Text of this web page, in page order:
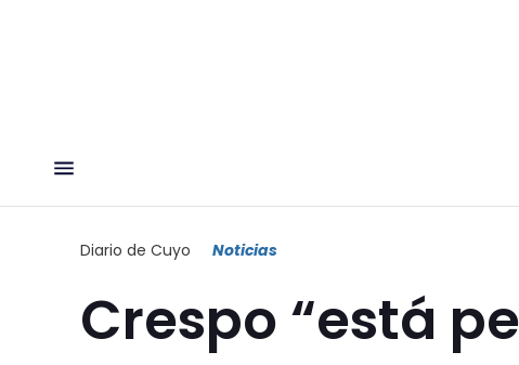
Diario de Cuyo Noticias
Crespo “está